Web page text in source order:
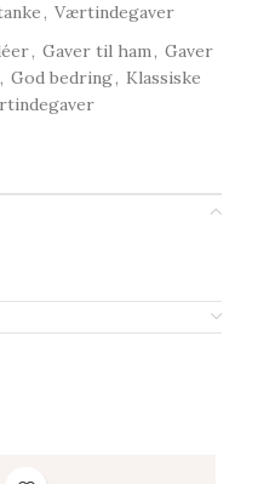
, Værtindegaver
, Gaver til ham, Gaver
, God bedring, Klassiske